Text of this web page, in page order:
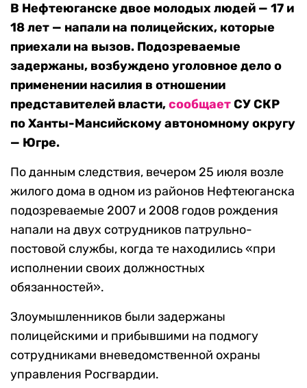
В Нефтеюганске двое молодых людей — 17 и
18 лет — напали на полицейских, которые
приехали на вызов. Подозреваемые
задержаны, возбуждено уголовное дело о
применении насилия в отношении
представителей власти,сообщаетСУ СКР
по Ханты-Мансийскому автономному округу
— Югре.
По данным следствия, вечером 25 июля возле
жилого дома в одном из районов Нефтеюганска
подозреваемые 2007 и 2008 годов рождения
напали на двух сотрудников патрульно-
постовой службы, когда те находились «при
исполнении своих должностных
обязанностей».
Злоумышленников были задержаны
полицейскими и прибывшими на подмогу
сотрудниками вневедомственной охраны
управления Росгвардии.